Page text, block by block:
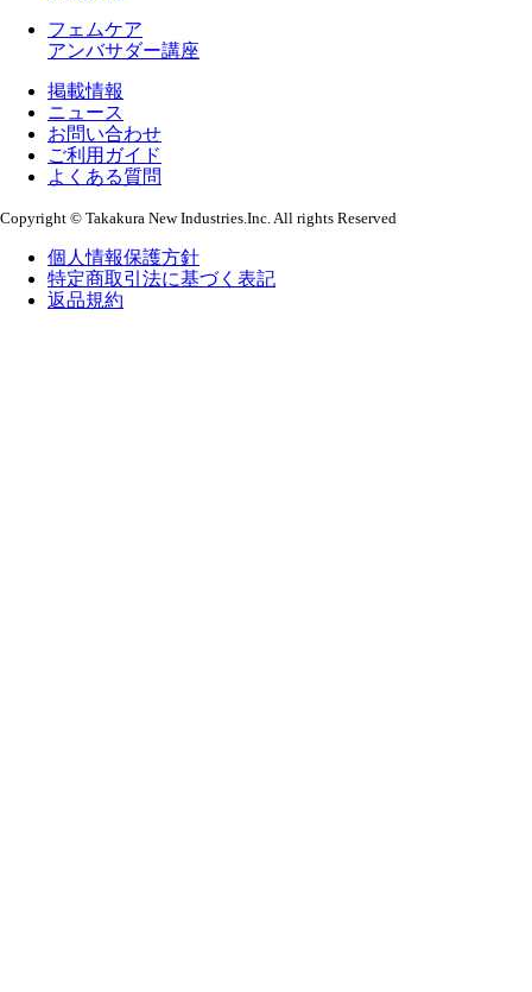
フェムケア
アンバサダー講座
掲載情報
ニュース
お問い合わせ
ご利用ガイド
よくある質問
Copyright © Takakura New Industries.Inc. All rights Reserved
個人情報保護方針
特定商取引法に基づく表記
返品規約